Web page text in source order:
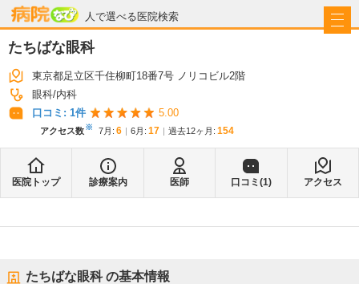
人で選べる医院検索
病院なび
たちばな眼科
東京都足立区千住柳町18番7号 ノリコビル2階
眼科 内科
口コミ: 1件 5.00
アクセス数※ 7月 : 6 6月 : 17 過去12ヶ月: 154
医院トップ 診療案内 医師 口コミ(1) アクセス
たちばな眼科の基本情報